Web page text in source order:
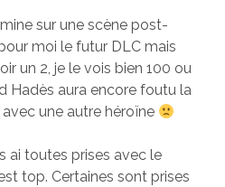
sur une scène post-
moi le futur DLC mais
un 2, je le vois bien 100 ou
Hadès aura encore foutu la
une autre héroïne
ai toutes prises avec le
top. Certaines sont prises